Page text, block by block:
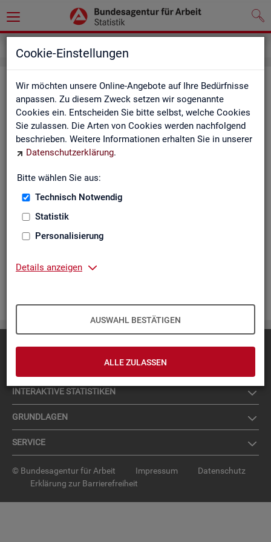
Cookie-Einstellungen
Wir möchten unsere Online-Angebote auf Ihre Bedürfnisse
anpassen. Zu diesem Zweck setzen wir sogenannte
Cookies ein. Entscheiden Sie bitte selbst, welche Cookies
Sie zulassen. Die Arten von Cookies werden nachfolgend
beschrieben. Weitere Informationen erhalten Sie in unserer
Datenschutzerklärung.
Bitte wählen Sie aus:
Technisch Notwendig
Statistik
Personalisierung
Details anzeigen
AUSWAHL BESTÄTIGEN
ALLE ZULASSEN
News­let­ter Sta­tis­tik und Ar­beits­
markt­be­richt­erstat­tung der BA
Mit dem mo­nat­li­chen News­let­ter in­for­mie­ren wir Sie über
ver­schie­de­ne The­men und ak­tu­el­le Ent­wick­lun­gen.
ak­tu­el­le Be­rich­te, wie z. B. den Mo­nats­be­richt und den BA-
neue Ver­öf­fent­li­chun­gen,
Son­der­be­rich­te,
an­de­re Neu­ig­kei­ten aus der Sta­tis­tik.
Die­ser Ser­vice ist selbst­ver­ständ­lich kos­ten­los.
IN­TER­AK­TI­VE STA­TIS­TI­KEN
GRUND­LA­GEN
SER­VICE
© Bundesagentur für Arbeit Impressum
Datenschutz
Erklärung zur Barrierefreiheit